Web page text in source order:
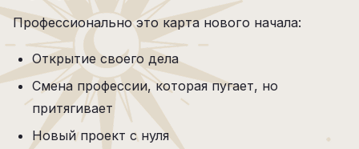
Профессионально это карта нового начала:
Открытие своего дела
Смена профессии, которая пугает, но
притягивает
Новый проект с нуля